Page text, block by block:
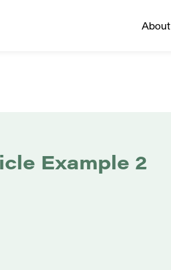
About
Example 2